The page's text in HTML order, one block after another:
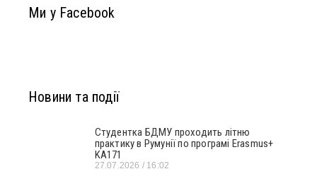
Ми у Facebook
Новини та події
Студентка БДМУ проходить літню
практику в Румунії по програмі Erasmus+
KA171
27.07.2026 16:02